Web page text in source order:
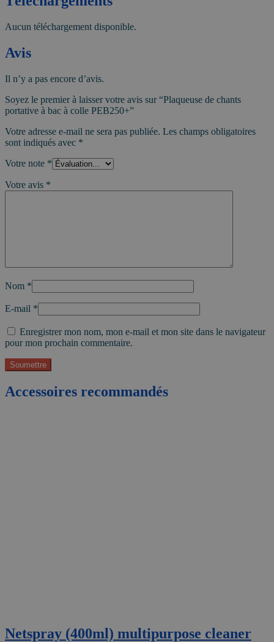
Aucun téléchargement disponible.
Avis
Il n’y a pas encore d’avis.
Soyez le premier à laisser votre avis sur “Plaqueuse de chants
portative à bac à colle PEB250+”
Votre adresse e-mail ne sera pas publiée. Les champs obligatoires
sont indiqués avec *
Votre note *
Votre avis *
Nom *
E-mail *
Enregistrer mon nom, mon e-mail et mon site dans le navigateur
pour mon prochain commentaire.
Accessoires recommandés
Netspray (400ml) multipurpose cleaner